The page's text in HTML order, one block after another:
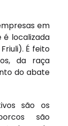
em
é localizada
É feito
da raça
do abate
são os
são